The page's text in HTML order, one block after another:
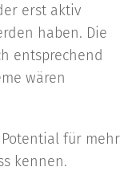
erst aktiv
haben. Die
entsprechend
wären
für mehr
kennen.